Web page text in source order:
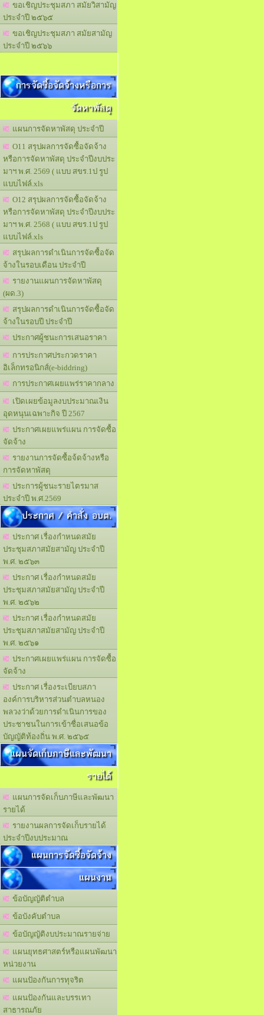
ขอเชิญประชุมสภา สมัยวิสามัญ
ประจำปี ๒๕๖๕
ขอเชิญประชุมสภา สมัยสามัญ
ประจำปี ๒๕๖๖
การจัดซื้อจัดจ้างหรือการ
จัดหาพัสดุ
แผนการจัดหาพัสดุ ประจำปี
O11 สรุปผลการจัดซื้อจัดจ้าง
หรือการจัดหาพัสดุ ประจำปีงบประ
มาฯ พ.ศ. 2569 ( แบบ สขร.1ป รูป
แบบไฟล์.xls
O12 สรุปผลการจัดซื้อจัดจ้าง
หรือการจัดหาพัสดุ ประจำปีงบประ
มาฯ พ.ศ. 2568 ( แบบ สขร.1ป รูป
แบบไฟล์.xls
สรุปผลการดำเนินการจัดซื้อจัด
จ้างในรอบเดือน ประจำปี
รายงานแผนการจัดหาพัสดุ
(ผด.3)
สรุปผลการดำเนินการจัดซื้อจัด
จ้างในรอบปี ประจำปี
ประกาศผู้ชนะการเสนอราคา
การประกาศประกวดราคา
อิเล็กทรอนิกส์(e-biddring)
การประกาศเผยแพร่ราคากลาง
เปิดเผยข้อมูลงบประมาณเงิน
อุดหนุนเฉพาะกิจ ปี 2567
ประกาศเผยแพร่แผน การจัดซื้อ
จัดจ้าง
รายงานการจัดซื้อจ้ดจ้างหรือ
การจัดหาพัสดุ
ประการผู้ชนะรายไตรมาส
ประจำปี พ.ศ.2569
ประกาศ / คำสั่ง อบต.
ประกาศ เรื่องกำหนดสมัย
ประชุมสภาสมัยสามัญ ประจำปี
พ.ศ. ๒๕๖๓
ประกาศ เรื่องกำหนดสมัย
ประชุมสภาสมัยสามัญ ประจำปี
พ.ศ. ๒๕๖๒
ประกาศ เรื่องกำหนดสมัย
ประชุมสภาสมัยสามัญ ประจำปี
พ.ศ. ๒๕๖๑
ประกาศเผยแพร่แผน การจัดซื้อ
จัดจ้าง
ประกาศ เรื่องระเบียบสภา
องค์การบริหารส่วนตำบลหนอง
พลวงว่าด้วยการดำเนินการของ
ประชาชนในการเข้าชื่อเสนอข้อ
บัญญัติท้องถิ่น พ.ศ. ๒๕๖๕
แผนจัดเก็บภาษีและพัฒนา
รายได้
แผนการจัดเก็บภาษีและพัฒนา
รายได้
รายงานผลการจัดเก็บรายได้
ประจำปีงบประมาณ
แผนการจัดซื้อจัดจ้าง
แผนงาน
ข้อบัญญัติตำบล
ข้อบังคับตำบล
ข้อบัญญัติงบประมาณรายจ่าย
แผนยุทธศาสตร์หรือแผนพัฒนา
หน่วยงาน
แผนปัองกันการทุจริต
แผนปัองกันและบรรเทา
สาธารณภัย